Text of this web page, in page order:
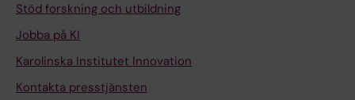
Stöd forskning och utbildning
Jobba på KI
Karolinska Institutet Innovation
Kontakta presstjänsten